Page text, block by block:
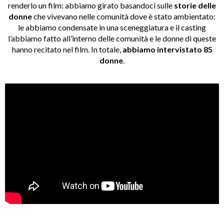
renderlo un film: abbiamo girato basandoci sulle storie delle
donneche vivevano nelle comunità dove è stato ambientato:
le abbiamo condensate in una sceneggiatura e il casting
l’abbiamo fatto all’interno delle comunità e le donne di queste
hanno recitato nel film. In totale, abbiamo intervistato 85
donne.